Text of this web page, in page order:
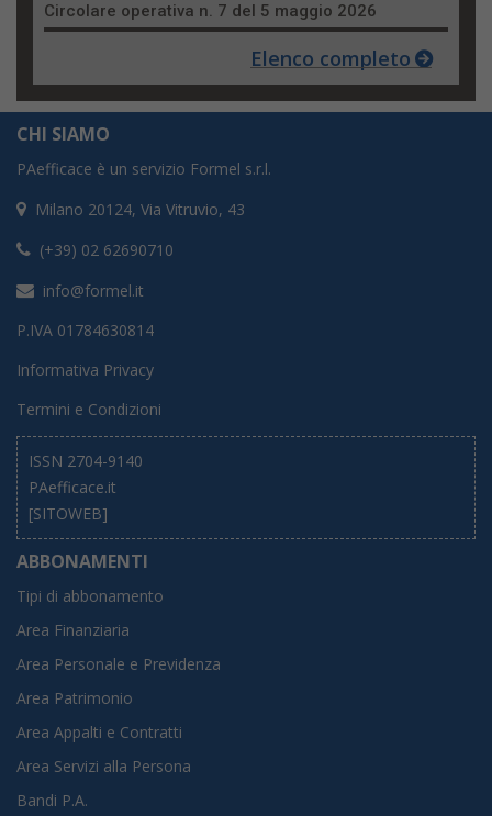
Circolare operativa n. 7 del 5 maggio 2026
Elenco completo
CHI SIAMO
PAefficace è un servizio Formel s.r.l.
Milano 20124, Via Vitruvio, 43
(+39) 02 62690710
info@formel.it
P.IVA 01784630814
Informativa Privacy
Termini e Condizioni
ISSN 2704-9140
PAefficace.it
[SITOWEB]
ABBONAMENTI
Tipi di abbonamento
Area Finanziaria
Area Personale e Previdenza
Area Patrimonio
Area Appalti e Contratti
Area Servizi alla Persona
Bandi P.A.